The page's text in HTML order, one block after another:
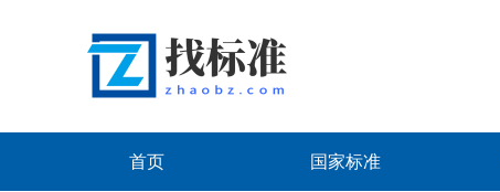
首页 国家标准